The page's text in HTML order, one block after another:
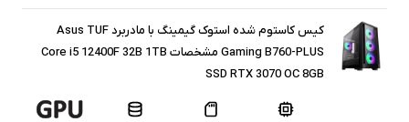
کیس کاستوم شده استوک گیمینگ با مادربرد Asus TUF
Gaming B760-PLUS مشخصات Core i5 12400F 32B 1TB
SSD RTX 3070 OC 8GB